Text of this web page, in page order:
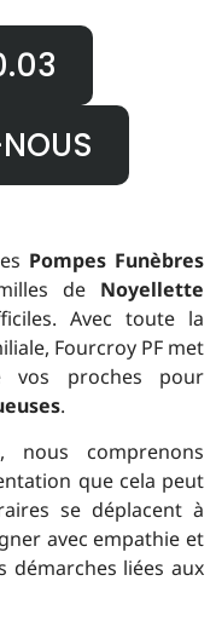
Pompes Funèbres
de Noyellette
Avec toute la
Fourcroy PF met
vos proches pour
.
comprenons
que cela peut
se déplacent à
avec empathie et
démarches liées aux